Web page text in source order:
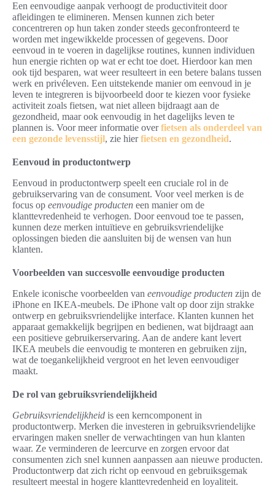
Een eenvoudige aanpak verhoogt de productiviteit door
afleidingen te elimineren. Mensen kunnen zich beter
concentreren op hun taken zonder steeds geconfronteerd te
worden met ingewikkelde processen of gegevens. Door
eenvoud in te voeren in dagelijkse routines, kunnen individuen
hun energie richten op wat er echt toe doet. Hierdoor kan men
ook tijd besparen, wat weer resulteert in een betere balans tussen
werk en privéleven. Een uitstekende manier om eenvoud in je
leven te integreren is bijvoorbeeld door te kiezen voor fysieke
activiteit zoals fietsen, wat niet alleen bijdraagt aan de
gezondheid, maar ook eenvoudig in het dagelijks leven te
plannen is. Voor meer informatie overfietsen als onderdeel van
een gezonde levensstijl, zie hierfietsen en gezondheid.
Eenvoud in productontwerp
Eenvoud in productontwerp speelt een cruciale rol in de
gebruikservaring van de consument. Voor veel merken is de
focus op eenvoudige producten een manier om de
klanttevredenheid te verhogen. Door eenvoud toe te passen,
kunnen deze merken intuïtieve en gebruiksvriendelijke
oplossingen bieden die aansluiten bij de wensen van hun
klanten.
Voorbeelden van succesvolle eenvoudige producten
Enkele iconische voorbeelden van eenvoudige producten zijn de
iPhone en IKEA-meubels. De iPhone valt op door zijn strakke
ontwerp en gebruiksvriendelijke interface. Klanten kunnen het
apparaat gemakkelijk begrijpen en bedienen, wat bijdraagt aan
een positieve gebruikerservaring. Aan de andere kant levert
IKEA meubels die eenvoudig te monteren en gebruiken zijn,
wat de toegankelijkheid vergroot en het leven eenvoudiger
maakt.
De rol van gebruiksvriendelijkheid
Gebruiksvriendelijkheid is een kerncomponent in
productontwerp. Merken die investeren in gebruiksvriendelijke
ervaringen maken sneller de verwachtingen van hun klanten
waar. Ze verminderen de leercurve en zorgen ervoor dat
consumenten zich snel kunnen aanpassen aan nieuwe producten.
Productontwerp dat zich richt op eenvoud en gebruiksgemak
resulteert meestal in hogere klanttevredenheid en loyaliteit.